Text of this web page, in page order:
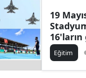
19
dorukta
Eğitim